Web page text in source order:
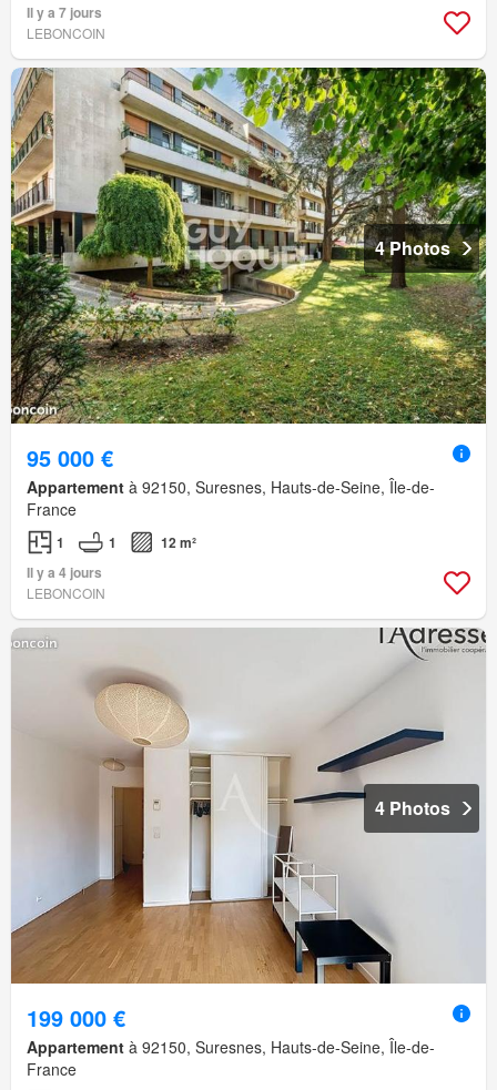
Il y a 7 jours
LEBONCOIN
4 Photos
95 000 €
Appartement à 92150, Suresnes, Hauts-de-Seine, Île-de-
France
1 1
12 m²
Il y a 4 jours
LEBONCOIN
4 Photos
199 000 €
Appartement à 92150, Suresnes, Hauts-de-Seine, Île-de-
France